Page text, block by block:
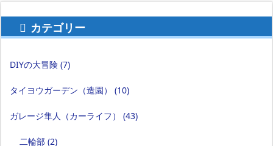
カテゴリー
DIYの大冒険 (7)
タイヨウガーデン（造園） (10)
ガレージ隼人（カーライフ） (43)
二輪部 (2)